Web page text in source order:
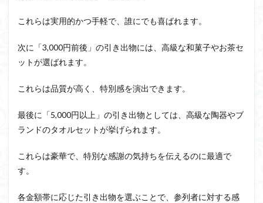
これらは実用的かつ手軽で、誰にでも喜ばれます。
次に「3,000円前後」の引き出物には、高級な和菓子やお茶セ
ットが選ばれます。
これらは品質が高く、特別感を演出できます。
最後に「5,000円以上」の引き出物としては、高級な陶器やブ
ランドのタオルセットが挙げられます。
これらは豪華で、特別な感謝の気持ちを伝えるのに最適で
す。
各金額帯に応じた引き出物を選ぶことで、参列者に対する感